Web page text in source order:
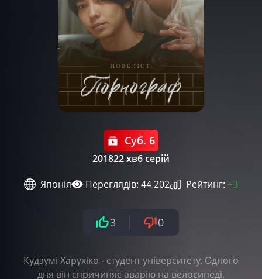
Суб. 6
201822 хв6 серій
Японія
Переглядів: 44 202 Рейтинг: +3
3 0
Кудзумі Харухіко - студент університету. Одного
дня він спричиняє аварію на велосипеді.